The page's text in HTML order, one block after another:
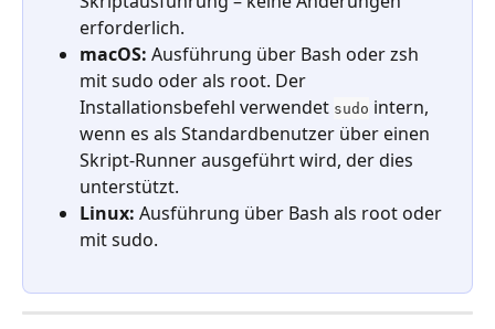
erforderlich.
macOS: Ausführung über Bash oder zsh
mit sudo oder als root. Der
Installationsbefehl verwendet sudo intern,
wenn es als Standardbenutzer über einen
Skript-Runner ausgeführt wird, der dies
unterstützt.
Linux: Ausführung über Bash als root oder
mit sudo.